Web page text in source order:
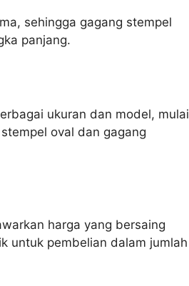
sehingga gagang stempel
panjang.
ukuran dan model, mulai
oval dan gagang
harga yang bersaing
untuk pembelian dalam jumlah